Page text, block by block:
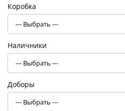
Коробка
Наличники
Доборы